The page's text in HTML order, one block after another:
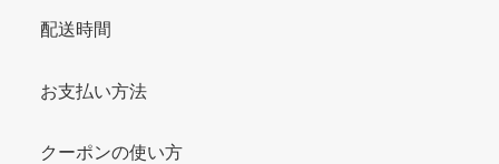
配送時間
お支払い方法
クーポンの使い方